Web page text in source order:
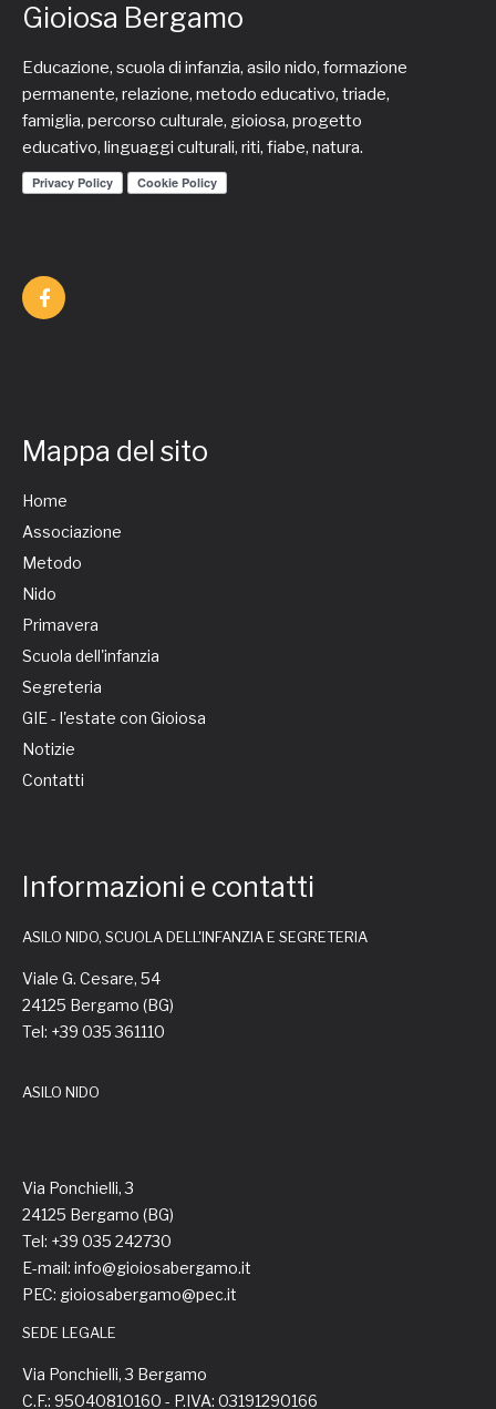
Gioiosa Bergamo
Educazione, scuola di infanzia, asilo nido, formazione
permanente, relazione, metodo educativo, triade,
famiglia, percorso culturale, gioiosa, progetto
educativo, linguaggi culturali, riti, fiabe, natura.
Mappa del sito
Home
Associazione
Metodo
Nido
Primavera
Scuola dell'infanzia
Segreteria
GIE - l'estate con Gioiosa
Notizie
Contatti
Informazioni e contatti
ASILO NIDO, SCUOLA DELL'INFANZIA E SEGRETERIA
Viale G. Cesare, 54
24125 Bergamo (BG)
Tel: +39 035 361110
ASILO NIDO
Via Ponchielli, 3
24125 Bergamo (BG)
Tel: +39 035 242730
E-mail: info@gioiosabergamo.it
PEC: gioiosabergamo@pec.it
SEDE LEGALE
Via Ponchielli, 3 Bergamo
C.F.: 95040810160 - P.IVA: 03191290166